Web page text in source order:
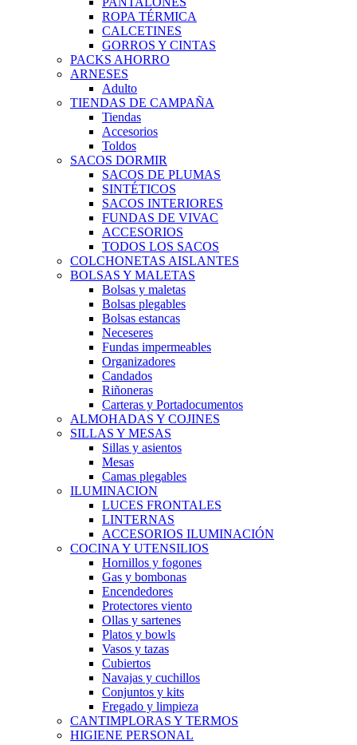
ROPA TÉRMICA
CALCETINES
GORROS Y CINTAS
PACKS AHORRO
ARNESES
Adulto
TIENDAS DE CAMPAÑA
Tiendas
Accesorios
Toldos
SACOS DORMIR
SACOS DE PLUMAS
SINTÉTICOS
SACOS INTERIORES
FUNDAS DE VIVAC
ACCESORIOS
TODOS LOS SACOS
COLCHONETAS AISLANTES
BOLSAS Y MALETAS
Bolsas y maletas
Bolsas plegables
Bolsas estancas
Neceseres
Fundas impermeables
Organizadores
Candados
Riñoneras
Carteras y Portadocumentos
ALMOHADAS Y COJINES
SILLAS Y MESAS
Sillas y asientos
Mesas
Camas plegables
ILUMINACION
LUCES FRONTALES
LINTERNAS
ACCESORIOS ILUMINACIÓN
COCINA Y UTENSILIOS
Hornillos y fogones
Gas y bombonas
Encendedores
Protectores viento
Ollas y sartenes
Platos y bowls
Vasos y tazas
Cubiertos
Navajas y cuchillos
Conjuntos y kits
Fregado y limpieza
CANTIMPLORAS Y TERMOS
HIGIENE PERSONAL